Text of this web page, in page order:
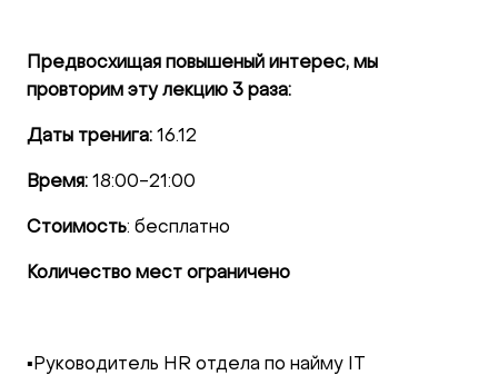
Предвосхищая повышеный интерес, мы
провторим эту лекцию 3 раза:
Даты тренига: 16.12
Время: 18:00-21:00
Стоимость: бесплатно
Количество мест ограничено
▪️Руководитель HR отдела по найму IT